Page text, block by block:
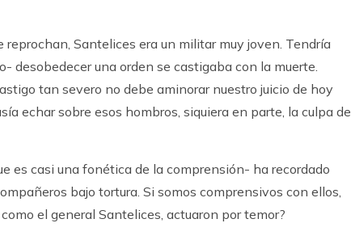
reprochan, Santelices era un militar muy joven. Tendría
desobedecer una orden se castigaba con la muerte.
tan severo no debe aminorar nuestro juicio de hoy
echar sobre esos hombros, siquiera en parte, la culpa de
es casi una fonética de la comprensión- ha recordado
bajo tortura. Si somos comprensivos con ellos,
el general Santelices, actuaron por temor?